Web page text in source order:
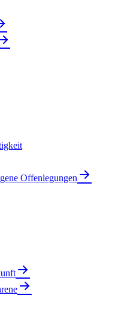
Offenlegungen